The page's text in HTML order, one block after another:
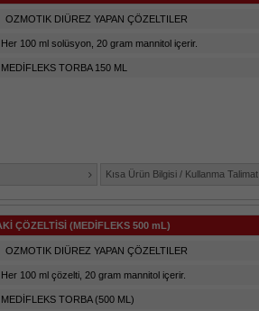
OZMOTIK DIÜREZ YAPAN ÇÖZELTILER
Her 100 ml solüsyon, 20 gram mannitol içerir.
MEDİFLEKS TORBA 150 ML
Kısa Ürün Bilgisi / Kullanma
ÇÖZELTİSİ (MEDİFLEKS 500 mL)
OZMOTIK DIÜREZ YAPAN ÇÖZELTILER
Her 100 ml çözelti, 20 gram mannitol içerir.
MEDİFLEKS TORBA (500 ML)